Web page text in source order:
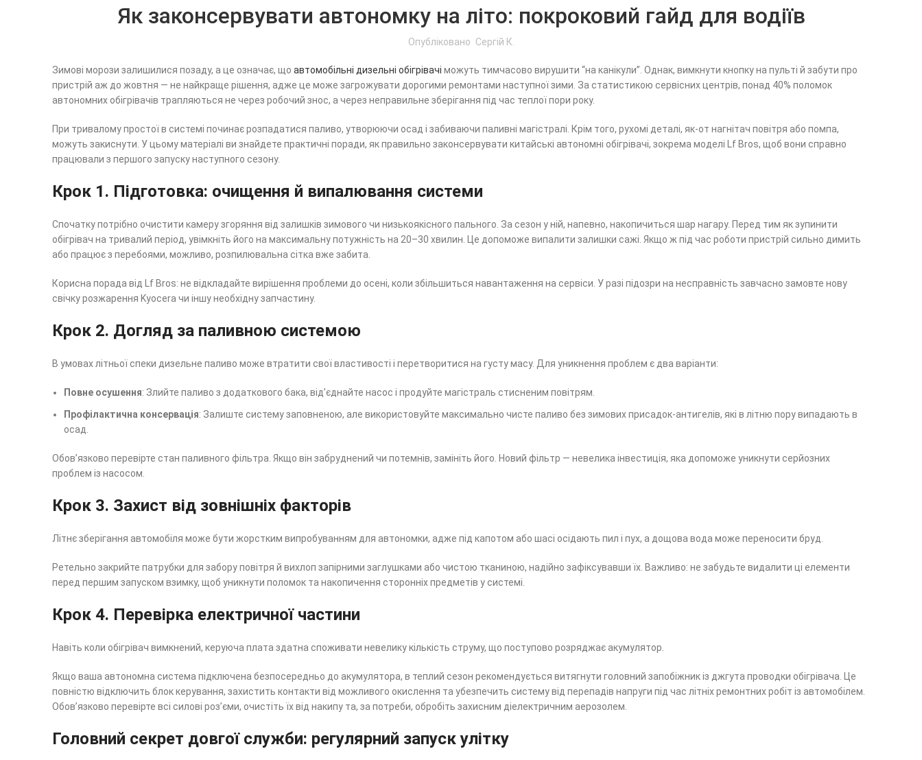
Як законсервувати автономку на літо: покроковий гайд для водіїв
Опубліковано Сергій К.
Зимові морози залишилися позаду, а це означає, що автомобільні дизельні обігрівачі можуть тимчасово вирушити “на канікули”. Однак, вимкнути кнопку на пульті й забути про
пристрій аж до жовтня — не найкраще рішення, адже це може загрожувати дорогими ремонтами наступної зими. За статистикою сервісних центрів, понад 40% поломок
автономних обігрівачів трапляються не через робочий знос, а через неправильне зберігання під час теплої пори року.
При тривалому простої в системі починає розпадатися паливо, утворюючи осад і забиваючи паливні магістралі. Крім того, рухомі деталі, як-от нагнітач повітря або помпа,
можуть закиснути. У цьому матеріалі ви знайдете практичні поради, як правильно законсервувати китайські автономні обігрівачі, зокрема моделі Lf Bros, щоб вони справно
працювали з першого запуску наступного сезону.
Крок 1. Підготовка: очищення й випалювання системи
Спочатку потрібно очистити камеру згоряння від залишків зимового чи низькоякісного пального. За сезон у ній, напевно, накопичиться шар нагару. Перед тим як зупинити
обігрівач на тривалий період, увімкніть його на максимальну потужність на 20–30 хвилин. Це допоможе випалити залишки сажі. Якщо ж під час роботи пристрій сильно димить
або працює з перебоями, можливо, розпилювальна сітка вже забита.
Корисна порада від Lf Bros: не відкладайте вирішення проблеми до осені, коли збільшиться навантаження на сервіси. У разі підозри на несправність завчасно замовте нову
свічку розжарення Kyocera чи іншу необхідну запчастину.
Крок 2. Догляд за паливною системою
В умовах літньої спеки дизельне паливо може втратити свої властивості і перетворитися на густу масу. Для уникнення проблем є два варіанти:
Повне осушення: Злийте паливо з додаткового бака, від’єднайте насос і продуйте магістраль стисненим повітрям.
Профілактична консервація: Залиште систему заповненою, але використовуйте максимально чисте паливо без зимових присадок-антигелів, які в літню пору випадають в
осад.
Обов’язково перевірте стан паливного фільтра. Якщо він забруднений чи потемнів, замініть його. Новий фільтр — невелика інвестиція, яка допоможе уникнути серйозних
проблем із насосом.
Крок 3. Захист від зовнішніх факторів
Літнє зберігання автомобіля може бути жорстким випробуванням для автономки, адже під капотом або шасі осідають пил і пух, а дощова вода може переносити бруд.
Ретельно закрийте патрубки для забору повітря й вихлоп запірними заглушками або чистою тканиною, надійно зафіксувавши їх. Важливо: не забудьте видалити ці елементи
перед першим запуском взимку, щоб уникнути поломок та накопичення сторонніх предметів у системі.
Крок 4. Перевірка електричної частини
Навіть коли обігрівач вимкнений, керуюча плата здатна споживати невелику кількість струму, що поступово розряджає акумулятор.
Якщо ваша автономна система підключена безпосередньо до акумулятора, в теплий сезон рекомендується витягнути головний запобіжник із джгута проводки обігрівача. Це
повністю відключить блок керування, захистить контакти від можливого окислення та убезпечить систему від перепадів напруги під час літніх ремонтних робіт із автомобілем.
Обов’язково перевірте всі силові роз’єми, очистіть їх від накипу та, за потреби, обробіть захисним діелектричним аерозолем.
Головний секрет довгої служби: регулярний запуск улітку